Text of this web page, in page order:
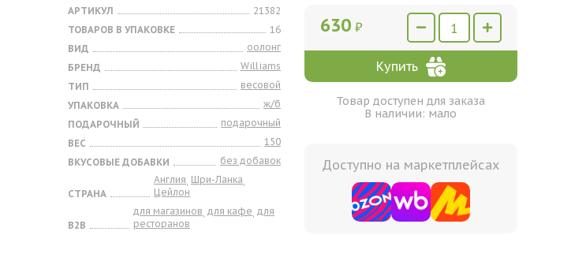
АРТИКУЛ
21382
ТОВАРОВ В УПАКОВКЕ
16
ВИД
оолонг
БРЕНД
Williams
ТИП
весовой
УПАКОВКА
ж/б
ПОДАРОЧНЫЙ
подарочный
ВЕС
150
ВКУСОВЫЕ ДОБАВКИ
без добавок
СТРАНА
Англия, Шри-Ланка,
Цейлон
B2B
для магазинов, для кафе, для
ресторанов
630 ₽
Купить
Товар доступен для заказа
В наличии: мало
Доступно на маркетплейсах